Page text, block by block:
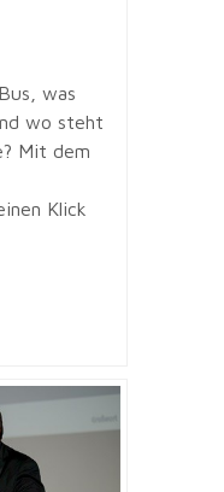
was
wo steht
Mit dem
Klick